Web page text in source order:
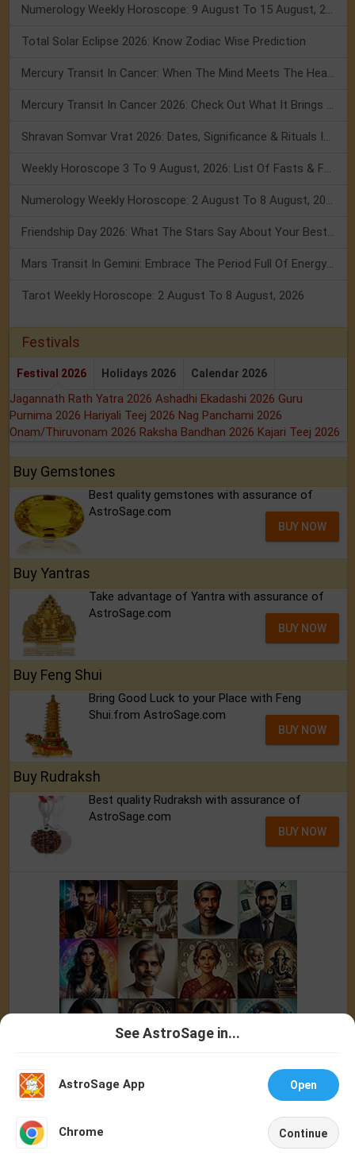
Total Solar Eclipse 2026: Know Zodiac Wise Prediction
Tarot Weekly Horoscope: 2 August To 8 August, 2026
Festivals
Festival 2026 Holidays 2026 Calendar 2026
Jagannath Rath Yatra 2026 Ashadhi Ekadashi 2026 Guru
Purnima 2026 Hariyali Teej 2026 Nag Panchami 2026
Onam/Thiruvonam 2026 Raksha Bandhan 2026 Kajari Teej 2026
Buy Gemstones
Best quality gemstones with assurance of
AstroSage.com
BUY NOW
Buy Yantras
Take advantage of Yantra with assurance of
AstroSage.com
BUY NOW
Buy Feng Shui
Bring Good Luck to your Place with Feng
Shui.from AstroSage.com
BUY NOW
Buy Rudraksh
Best quality Rudraksh with assurance of
AstroSage.com
BUY NOW
See AstroSage in...
AstroSage App Open
Chrome Continue
Astrologer
Home Account